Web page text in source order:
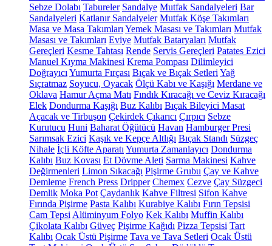
Sebze Dolabı Tabureler Sandalye Mutfak Sandalyeleri Bar
Sandalyeleri Katlanır Sandalyeler Mutfak Köşe Takımları
Masa ve Masa Takımları Yemek Masası ve Takımları Mutfak
Masası ve Takımları Eviye Mutfak Bataryaları Mutfak
Gereçleri Kesme Tahtası Rende Servis Gereçleri Patates Ezici
Manuel Kıyma Makinesi Krema Pompası Dilimleyici
Doğrayıcı Yumurta Fırçası Bıçak ve Bıçak Setleri Yağ
Sıçratmaz Soyucu, Oyacak Ölçü Kabı ve Kaşığı Merdane ve
Oklava Hamur Açma Matı Fındık Kıracağı ve Ceviz Kıracağı
Elek Dondurma Kaşığı Buz Kalıbı Bıçak Bileyici Masat
Açacak ve Tirbuşon Çekirdek Çıkarıcı Çırpıcı Sebze
Kurutucu Huni Baharat Öğütücü Havan Hamburger Presi
Sarımsak Ezici Kaşık ve Kepçe Altlığı Bıçak Standı Süzgeç
Nihale İçli Köfte Aparatı Yumurta Zamanlayıcı Dondurma
Kalıbı Buz Kovası Et Dövme Aleti Sarma Makinesi Kahve
Değirmenleri Limon Sıkacağı Pişirme Grubu Çay ve Kahve
Demleme French Press Dripper Chemex Cezve Çay Süzgeci
Demlik Moka Pot Çaydanlık Kahve Filtresi Sifon Kahve
Fırında Pişirme Pasta Kalıbı Kurabiye Kalıbı Fırın Tepsisi
Cam Tepsi Alüminyum Folyo Kek Kalıbı Muffin Kalıbı
Çikolata Kalıbı Güveç Pişirme Kağıdı Pizza Tepsisi Tart
Kalıbı Ocak Üstü Pişirme Tava ve Tava Setleri Ocak Üstü